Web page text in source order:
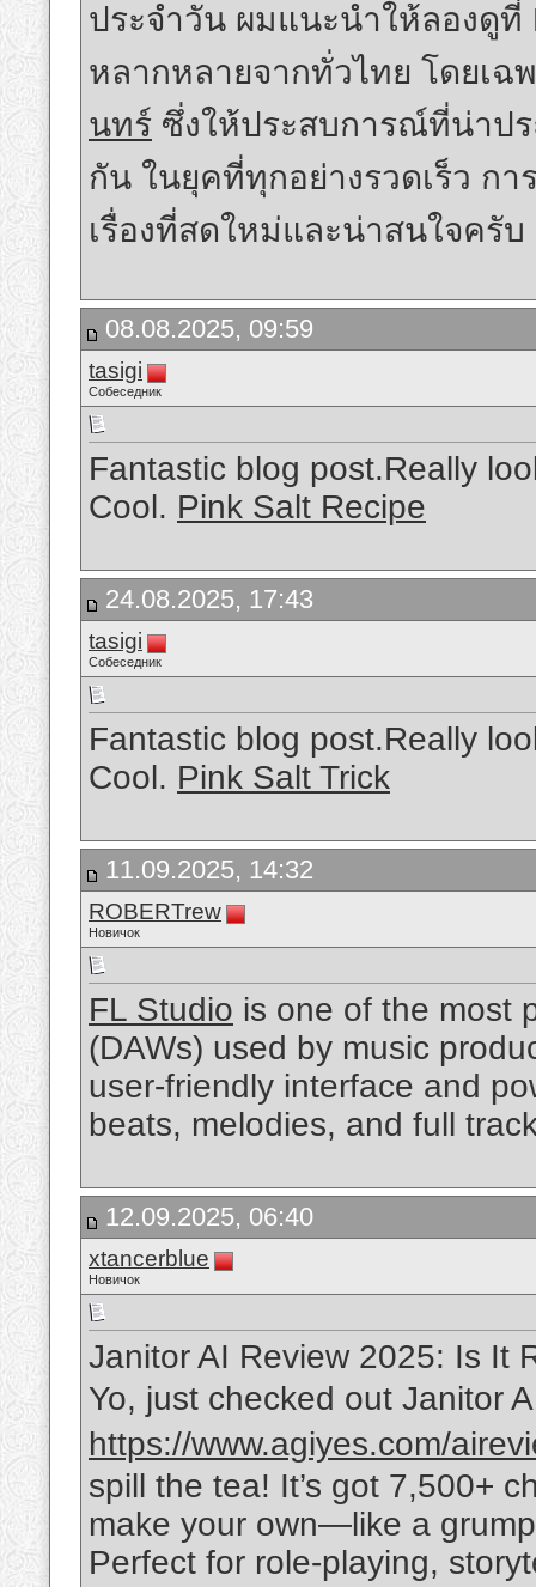
ประจำวัน ผมแนะนำให้ลองดู
หลากหลายจากทั่วไทย โดยเฉ
นทร์ ซึ่งให้ประสบการณ์ที่น่าป
กัน ในยุคที่ทุกอย่างรวดเร็ว ก
เรื่องที่สดใหม่และน่าสนใจครับ
08.08.2025, 09:59
tasigi
Собеседник
Fantastic blog post.Really
Cool. Pink Salt Recipe
24.08.2025, 17:43
tasigi
Собеседник
Fantastic blog post.Really
Cool. Pink Salt Trick
11.09.2025, 14:32
ROBERTrew
Новичок
FL Studio is one of the most
(DAWs) used by music
user-friendly interface and
beats, melodies, and full
12.09.2025, 06:40
xtancerblue
Новичок
Janitor AI Review 2025: Is It
Yo, just checked out Janitor
https://www.agiyes.com/
spill the tea! It’s got 7,500+
make your own—like a
Perfect for role-playing,